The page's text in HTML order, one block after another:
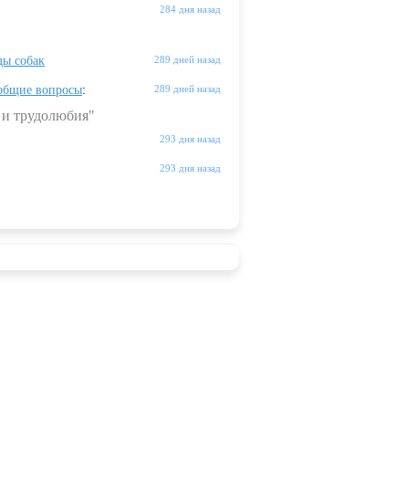
284 дня назад
289 дней назад
собак
289 дней назад
вопросы:
и трудолюбия"
293 дня назад
293 дня назад